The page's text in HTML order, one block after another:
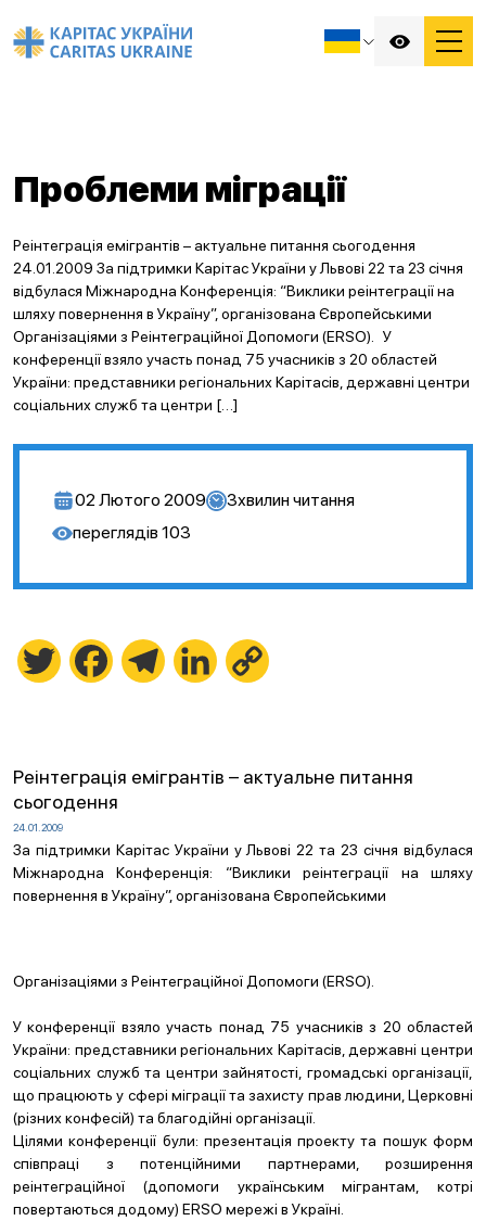
Проблеми міграції
Реінтеграція емігрантів – актуальне питання сьогодення
24.01.2009 За підтримки Карітас України у Львові 22 та 23 січня
відбулася Міжнародна Конференція: “Виклики реінтеграції на
шляху повернення в Україну”, організована Європейськими
Організаціями з Реінтеграційної Допомоги (ERSO). У
конференції взяло участь понад 75 учасників з 20 областей
України: представники регіональних Карітасів, державні центри
соціальних служб та центри […]
02 Лютого 2009 3хвилин читання
переглядів 103
Twitter FacebookTelegramLinkedIn
Реінтеграція емігрантів – актуальне питання
сьогодення
24.01.2009
За підтримки Карітас України у Львові 22 та 23 січня відбулася
Міжнародна Конференція: “Виклики реінтеграції на шляху
повернення в Україну”, організована Європейськими
Організаціями з Реінтеграційної Допомоги (ERSO).
У конференції взяло участь понад 75 учасників з 20 областей
України: представники регіональних Карітасів, державні центри
соціальних служб та центри зайнятості, громадські організації,
що працюють у сфері міграції та захисту прав людини, Церковні
(різних конфесій) та благодійні організації.
Цілями конференції були: презентація проекту та пошук форм
співпраці з потенційними партнерами, розширення
реінтеграційної (допомоги українським мігрантам, котрі
повертаються додому) ERSO мережі в Україні.